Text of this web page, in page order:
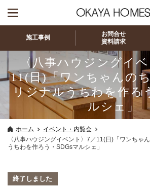
施工事例
お問合せ
資料請求
〈八事ハウジングイ
11(日)「ワンちゃんの
リジナルうちわを作ろ
ルシェ」
ホーム
イベント・内覧会
〈八事ハウジングイベント〉7／11(日)「ワンちゃ
うちわを作ろう・SDGsマルシェ」
終了しました